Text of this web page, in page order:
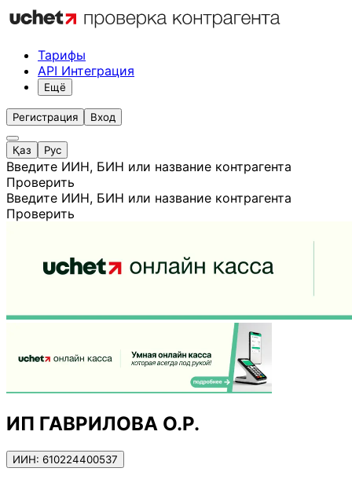
Тарифы
API Интеграция
Ещё
Регистрация Вход
Қаз Рус
Введите ИИН, БИН или название контрагента
Проверить
Введите ИИН, БИН или название контрагента
Проверить
ИП ГАВРИЛОВА О.Р.
ИИН: 610224400537